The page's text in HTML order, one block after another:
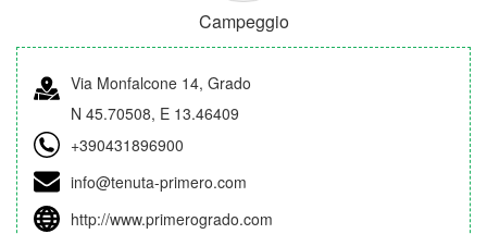
Campeggio
Via Monfalcone 14, Grado
N 45.70508, E 13.46409
+390431896900
info@tenuta-primero.com
http://www.primerogrado.com